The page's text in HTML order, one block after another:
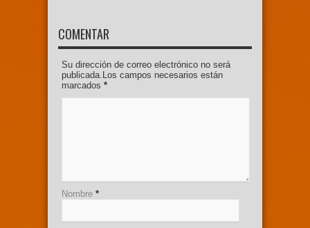
COMENTAR
Su dirección de correo electrónico no será
publicada.Los campos necesarios están
marcados *
Nombre *